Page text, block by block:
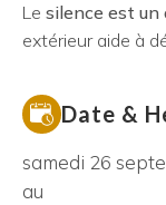
Le silence est
extérieur aide à
Date &
samedi 26
au